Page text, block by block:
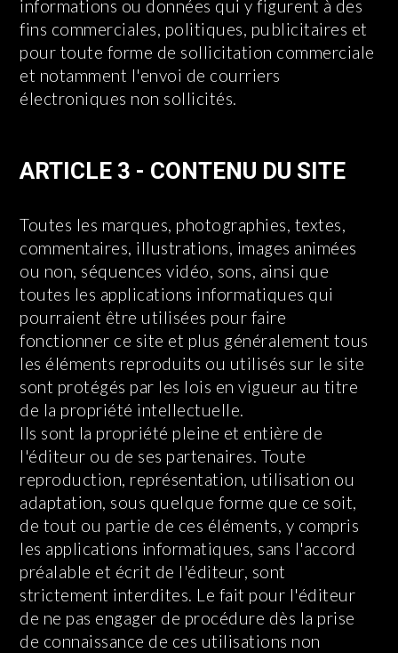
informations ou données qui y figurent à des
fins commerciales, politiques, publicitaires et
pour toute forme de sollicitation commerciale
et notamment l'envoi de courriers
électroniques non sollicités.
ARTICLE 3 - CONTENU DU SITE
Toutes les marques, photographies, textes,
commentaires, illustrations, images animées
ou non, séquences vidéo, sons, ainsi que
toutes les applications informatiques qui
pourraient être utilisées pour faire
fonctionner ce site et plus généralement tous
les éléments reproduits ou utilisés sur le site
sont protégés par les lois en vigueur au titre
de la propriété intellectuelle.
Ils sont la propriété pleine et entière de
l'éditeur ou de ses partenaires. Toute
reproduction, représentation, utilisation ou
adaptation, sous quelque forme que ce soit,
de tout ou partie de ces éléments, y compris
les applications informatiques, sans l'accord
préalable et écrit de l'éditeur, sont
strictement interdites. Le fait pour l'éditeur
de ne pas engager de procédure dès la prise
de connaissance de ces utilisations non